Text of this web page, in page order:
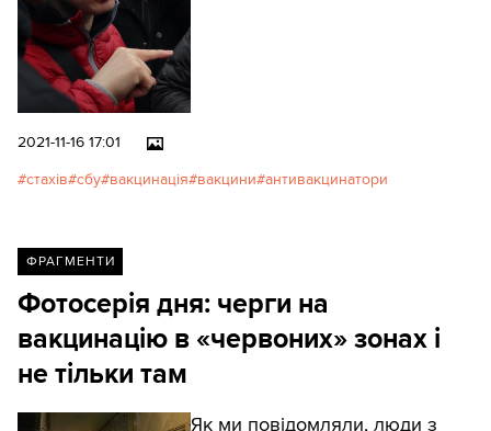
2021-11-16 17:01
стахів сбу вакцинація вакцини антивакцинатори
ФРАГМЕНТИ
Фотосерія дня: черги на
вакцинацію в «червоних» зонах і
не тільки там
Як ми повідомляли, люди з